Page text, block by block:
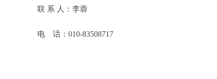
联 系 人：李蓉
电 话：010-83508717